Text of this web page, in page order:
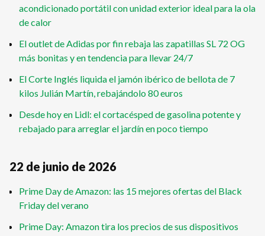
acondicionado portátil con unidad exterior ideal para la ola
de calor
El outlet de Adidas por fin rebaja las zapatillas SL 72 OG
más bonitas y en tendencia para llevar 24/7
El Corte Inglés liquida el jamón ibérico de bellota de 7
kilos Julián Martín, rebajándolo 80 euros
Desde hoy en Lidl: el cortacésped de gasolina potente y
rebajado para arreglar el jardín en poco tiempo
22 de junio de 2026
Prime Day de Amazon: las 15 mejores ofertas del Black
Friday del verano
Prime Day: Amazon tira los precios de sus dispositivos